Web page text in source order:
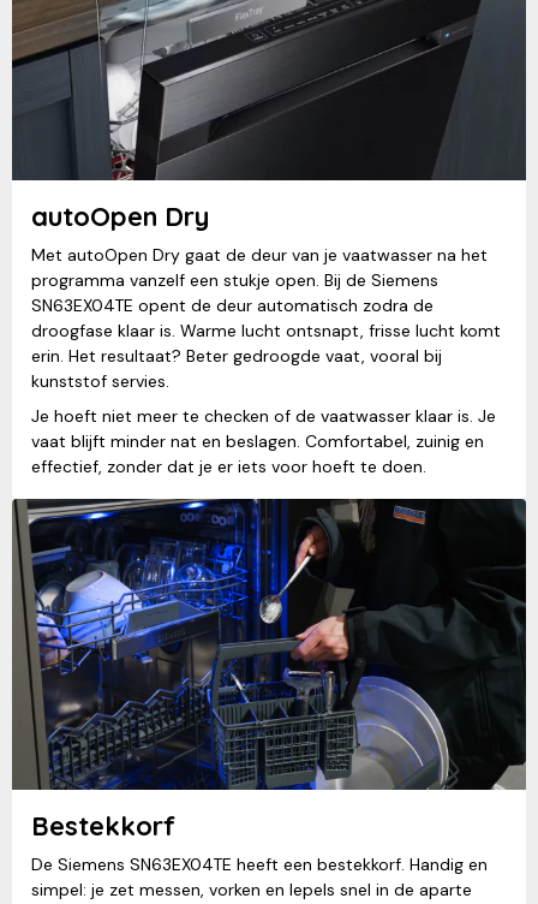
autoOpen Dry
Met autoOpen Dry gaat de deur van je vaatwasser na het
programma vanzelf een stukje open. Bij de Siemens
SN63EX04TE opent de deur automatisch zodra de
droogfase klaar is. Warme lucht ontsnapt, frisse lucht komt
erin. Het resultaat? Beter gedroogde vaat, vooral bij
kunststof servies.
Je hoeft niet meer te checken of de vaatwasser klaar is. Je
vaat blijft minder nat en beslagen. Comfortabel, zuinig en
effectief, zonder dat je er iets voor hoeft te doen.
Bestekkorf
De Siemens SN63EX04TE heeft een bestekkorf. Handig en
simpel: je zet messen, vorken en lepels snel in de aparte